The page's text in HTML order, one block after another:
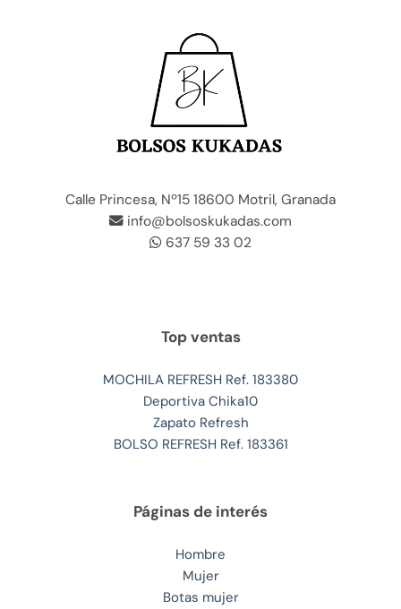
Calle Princesa, Nº15 18600 Motril, Granada
info@bolsoskukadas.com
637 59 33 02
Top ventas
MOCHILA REFRESH Ref. 183380
Deportiva Chika10
Zapato Refresh
BOLSO REFRESH Ref. 183361
Páginas de interés
Hombre
Mujer
Botas mujer